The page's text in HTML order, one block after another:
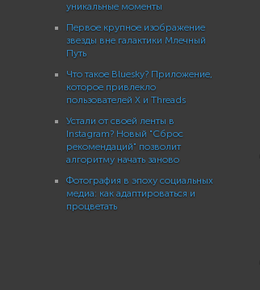
уникальные моменты
Первое крупное изображение
звезды вне галактики Млечный
Путь
Что такое Bluesky? Приложение,
которое привлекло
пользователей X и Threads
Устали от своей ленты в
Instagram? Новый "Сброс
рекомендаций" позволит
алгоритму начать заново
Фотография в эпоху социальных
медиа: как адаптироваться и
процветать